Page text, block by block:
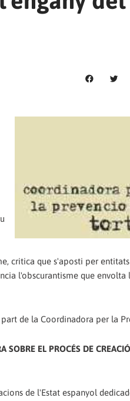
critica que s'aposti per
l'obscurantisme que envolta
de la Coordinadora per la
EL PROCÉS DE
de l'Estat espanyol